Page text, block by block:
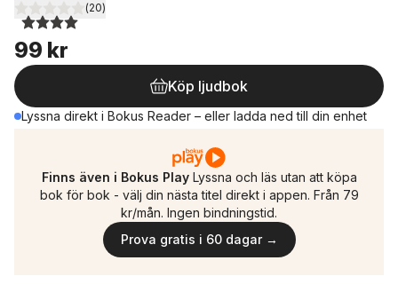
4,0utav 5 stjärnor. Totalt antal röster:
(20)
99 kr
Köp ljudbok
Lyssna direkt i Bokus Reader – eller ladda ned till din enhet
Finns även i Bokus Play Lyssna och läs utan att köpa
bok för bok - välj din nästa titel direkt i appen. Från 79
kr/mån. Ingen bindningstid.
Prova gratis i 60 dagar →